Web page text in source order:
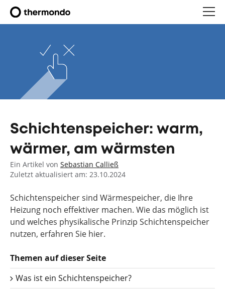
Schichtenspeicher: warm,
wärmer, am wärmsten
Ein Artikel von Sebastian Calließ
Zuletzt aktualisiert am: 23.10.2024
Schichtenspeicher sind Wärmespeicher, die Ihre
Heizung noch effektiver machen. Wie das möglich ist
und welches physikalische Prinzip Schichtenspeicher
nutzen, erfahren Sie hier.
Themen auf dieser Seite
Was ist ein Schichtenspeicher?